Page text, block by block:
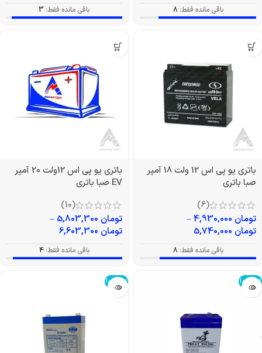
باقی مانده فقط: 8 باقی مانده فقط: 3
باتری یو پی اس 12 ولت 18 آمپر
صبا باتری
(6)
تومان
–
تومان
باقی مانده فقط: 8
باتری یو پی اس 12ولت 20 آمپر
EV صبا باتری
(10)
تومان
–
تومان
باقی مانده فقط: 4
تمام شد! تمام شد!